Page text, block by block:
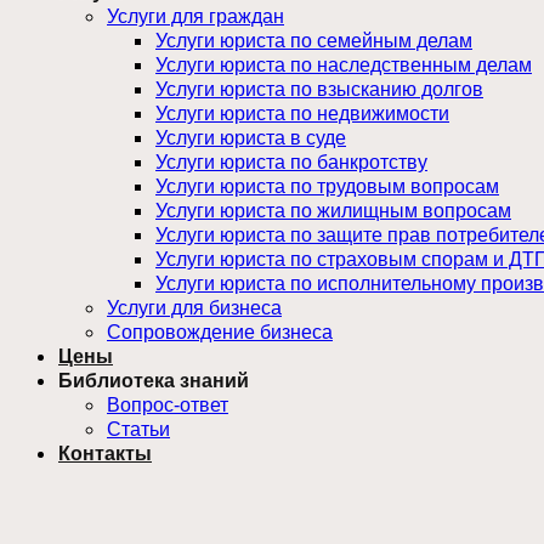
Услуги для граждан
Услуги юриста по семейным делам
Услуги юриста по наследственным делам
Услуги юриста по взысканию долгов
Услуги юриста по недвижимости
Услуги юриста в суде
Услуги юриста по банкротству
Услуги юриста по трудовым вопросам
Услуги юриста по жилищным вопросам
Услуги юриста по защите прав
Услуги юриста по страховым спорам и ДТП
Услуги юриста по исполнительному
Услуги для бизнеса
Сопровождение бизнеса
Цены
Библиотека знаний
Вопрос-ответ
Статьи
Контакты